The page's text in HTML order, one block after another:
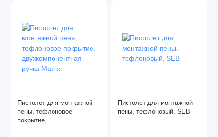
Пистолет для монтажной
пены, тефлоновое
покрытие,
Пистолет для монтажной
пены, тефлоновый, SEB